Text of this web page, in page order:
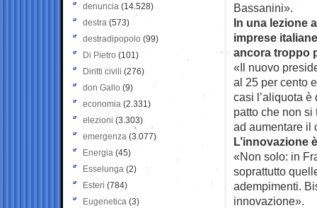
Bassanini».
In una lezione
imprese
ancora troppo
«Il nuovo
al 25 per cento
casi l’aliquota
patto che non
ad aumentare il
L’innovazione
«Non solo: in
soprattutto
adempimenti.
innovazione».
denuncia (14.528)
destra (573)
destradipopolo (99)
Di Pietro (101)
Diritti civili (276)
don Gallo (9)
economia (2.331)
elezioni (3.303)
emergenza (3.077)
Energia (45)
Esselunga (2)
Esteri (784)
Eugenetica (3)